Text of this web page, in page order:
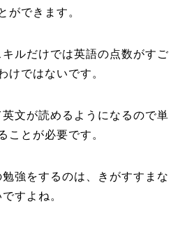
ができます。
ルだけでは英語の点数がすご
けではないです。
文が読めるようになるので単
ことが必要です。
強をするのは、きがすすまな
ですよね。